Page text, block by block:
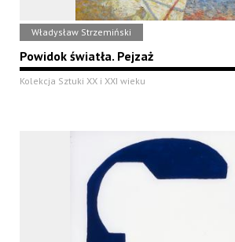
Władysław Strzemiński
Powidok światła. Pejzaż
Kolekcja Sztuki XX i XXI wieku